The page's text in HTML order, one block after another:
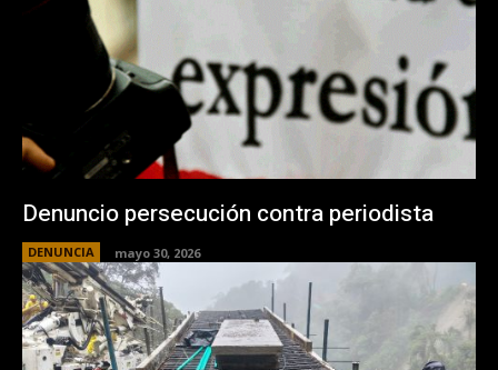
Denuncio persecución contra periodista
DENUNCIA mayo 30, 2026